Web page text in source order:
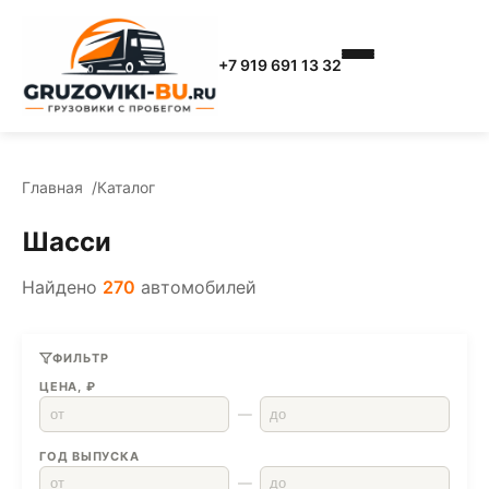
+7 919 691 13 32
Главная Каталог
Шасси
Найдено 270 автомобилей
ФИЛЬТР
ЦЕНА, ₽
—
ГОД ВЫПУСКА
—